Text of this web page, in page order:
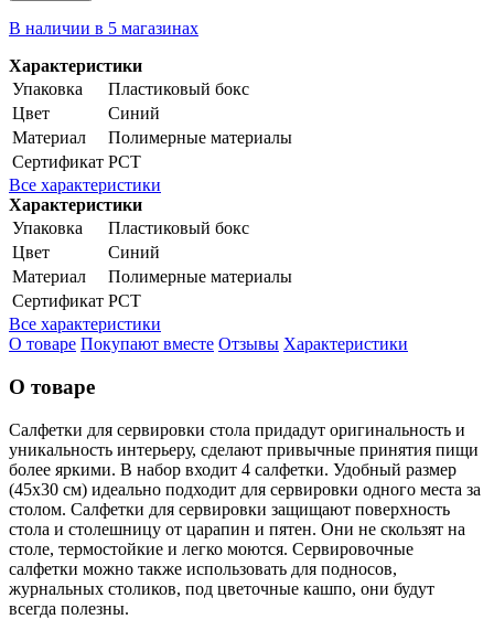
В наличии в 5 магазинах
Характеристики
Упаковка
Пластиковый бокс
Цвет
Синий
Материал
Полимерные материалы
Сертификат РСТ
Все характеристики
Характеристики
Упаковка
Пластиковый бокс
Цвет
Синий
Материал
Полимерные материалы
Сертификат РСТ
Все характеристики
О товаре Покупают вместе Отзывы Характеристики
О товаре
Салфетки для сервировки стола придадут оригинальность и
уникальность интерьеру, сделают привычные принятия пищи
более яркими. В набор входит 4 салфетки. Удобный размер
(45х30 см) идеально подходит для сервировки одного места за
столом. Салфетки для сервировки защищают поверхность
стола и столешницу от царапин и пятен. Они не скользят на
столе, термостойкие и легко моются. Сервировочные
салфетки можно также использовать для подносов,
журнальных столиков, под цветочные кашпо, они будут
всегда полезны.